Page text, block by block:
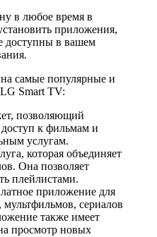
в любое время в
приложения,
доступны в вашем
самые популярные и
Smart TV:
позволяющий
доступ к фильмам и
услугам.
которая объединяет
Она позволяет
плейлистами.
приложение для
сериалов
также имеет
просмотр новых